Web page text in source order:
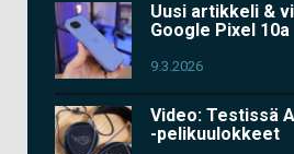
Uusi artikkeli &
Google Pixel 10a
9.3.2026
Video: Testissä
-pelikuulokkeet